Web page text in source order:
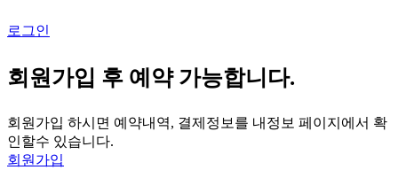
로그인
회원가입 후 예약 가능합니다.
회원가입 하시면 예약내역, 결제정보를 내정보 페이지에서 확
인할수 있습니다.
회원가입